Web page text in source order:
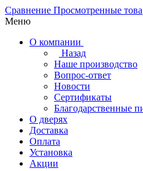
Сравнение Просмотренные
Меню
О компании
Назад
Наше производство
Вопрос-ответ
Новости
Сертификаты
Благодарственные
О дверях
Доставка
Оплата
Установка
Акции